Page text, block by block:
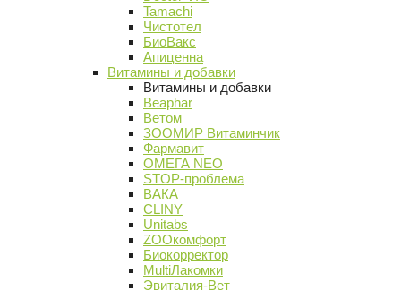
Tamachi
Чистотел
БиоВакс
Апиценна
Витамины и добавки
Витамины и добавки
Beaphar
Ветом
ЗООМИР Витаминчик
Фармавит
ОМЕГА NEO
STOP-проблема
ВАКА
CLINY
Unitabs
ZOOкомфорт
Биокорректор
MultiЛакомки
Эвиталия-Вет